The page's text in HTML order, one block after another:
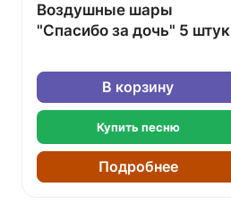
Воздушные шары
"Спасибо за дочь" 5 штук
В корзину
Купить песню
Подробнее